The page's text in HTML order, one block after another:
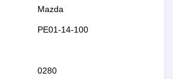
Mazda
PE01-14-100
0280